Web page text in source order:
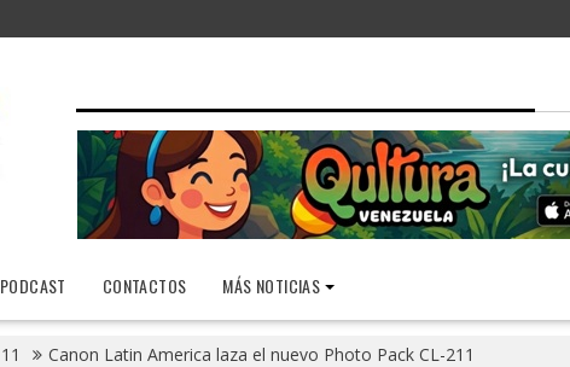
PODCAST CONTACTOS MÁS NOTICIAS
11 Canon Latin America laza el nuevo Photo Pack CL-211